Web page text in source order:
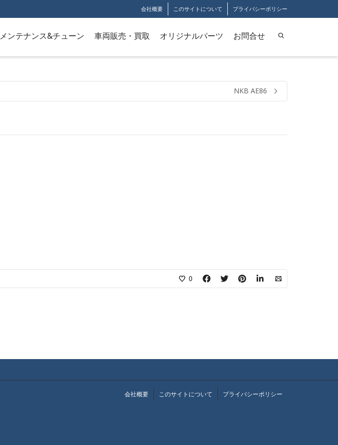
会社概要 このサイトについて プライバシーポリシー
メンテナンス&チューン 車両販売・買取 オリジナルパーツ お問合せ
NKB AE86
0
会社概要 このサイトについて プライバシーポリシー